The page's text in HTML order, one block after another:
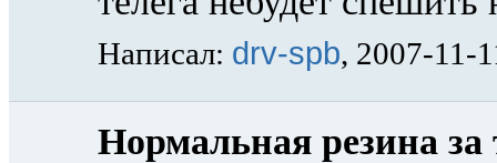
Написал: drv-spb, 2007-11-
Нормальная резина за